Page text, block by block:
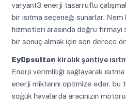
varyant3 enerji tasarruflu
bir ısıtma seçeneği sunarlar.
hizmetleri arasında doğru
bir sonuç almak için son derece
Eyüpsultan kiralık şantiye
Enerji verimliliği sağlayarak
enerji miktarını optimize eder. bu
soğuk havalarda aracınızın